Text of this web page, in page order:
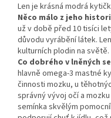
Len je krásná modrá
Něco málo z jeho
už v době před 10 tisíci
důvodu vyrábění látek.
kulturních plodin na světě.
Co dobrého v lněných
hlavně omega-3 mastné
činnosti mozku, u
správný vývoj očí a
semínka skvělým